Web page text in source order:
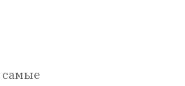
самые